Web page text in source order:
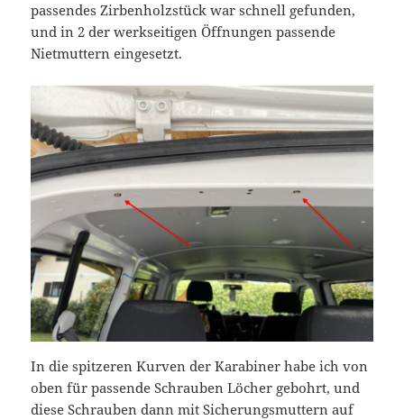
passendes Zirbenholzstück war schnell gefunden,
und in 2 der werkseitigen Öffnungen passende
Nietmuttern eingesetzt.
In die spitzeren Kurven der Karabiner habe ich von
oben für passende Schrauben Löcher gebohrt, und
diese Schrauben dann mit Sicherungsmuttern auf